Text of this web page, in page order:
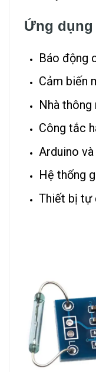
Ứng
Báo động
Cảm biến
Nhà
Công tắc
Arduino và
Hệ thống
Thiết bị tự